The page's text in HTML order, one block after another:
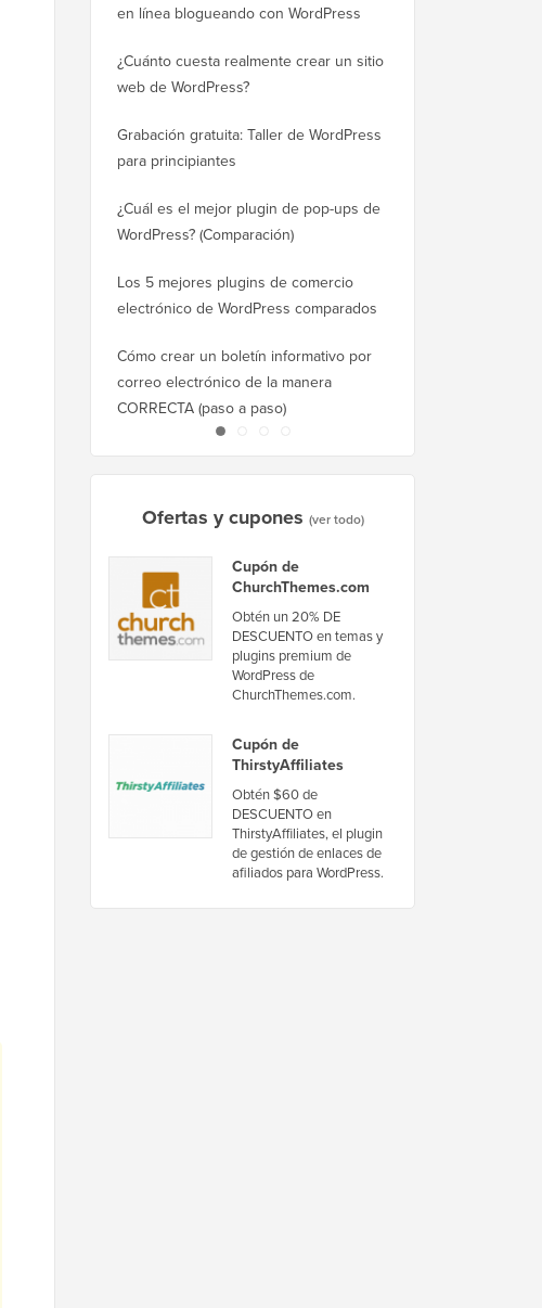
en línea blogueando con WordPress
¿Cuánto cuesta realmente crear un sitio
web de WordPress?
Grabación gratuita: Taller de WordPress
para principiantes
¿Cuál es el mejor plugin de pop-ups de
WordPress? (Comparación)
Los 5 mejores plugins de comercio
electrónico de WordPress comparados
Cómo crear un boletín informativo por
correo electrónico de la manera
CORRECTA (paso a paso)
Ofertas y cupones (ver todo)
Cupón de
ChurchThemes.com
Obtén un 20% DE
DESCUENTO en temas y
plugins premium de
WordPress de
ChurchThemes.com.
Cupón de
ThirstyAffiliates
Obtén $60 de
DESCUENTO en
ThirstyAffiliates, el plugin
de gestión de enlaces de
afiliados para WordPress.